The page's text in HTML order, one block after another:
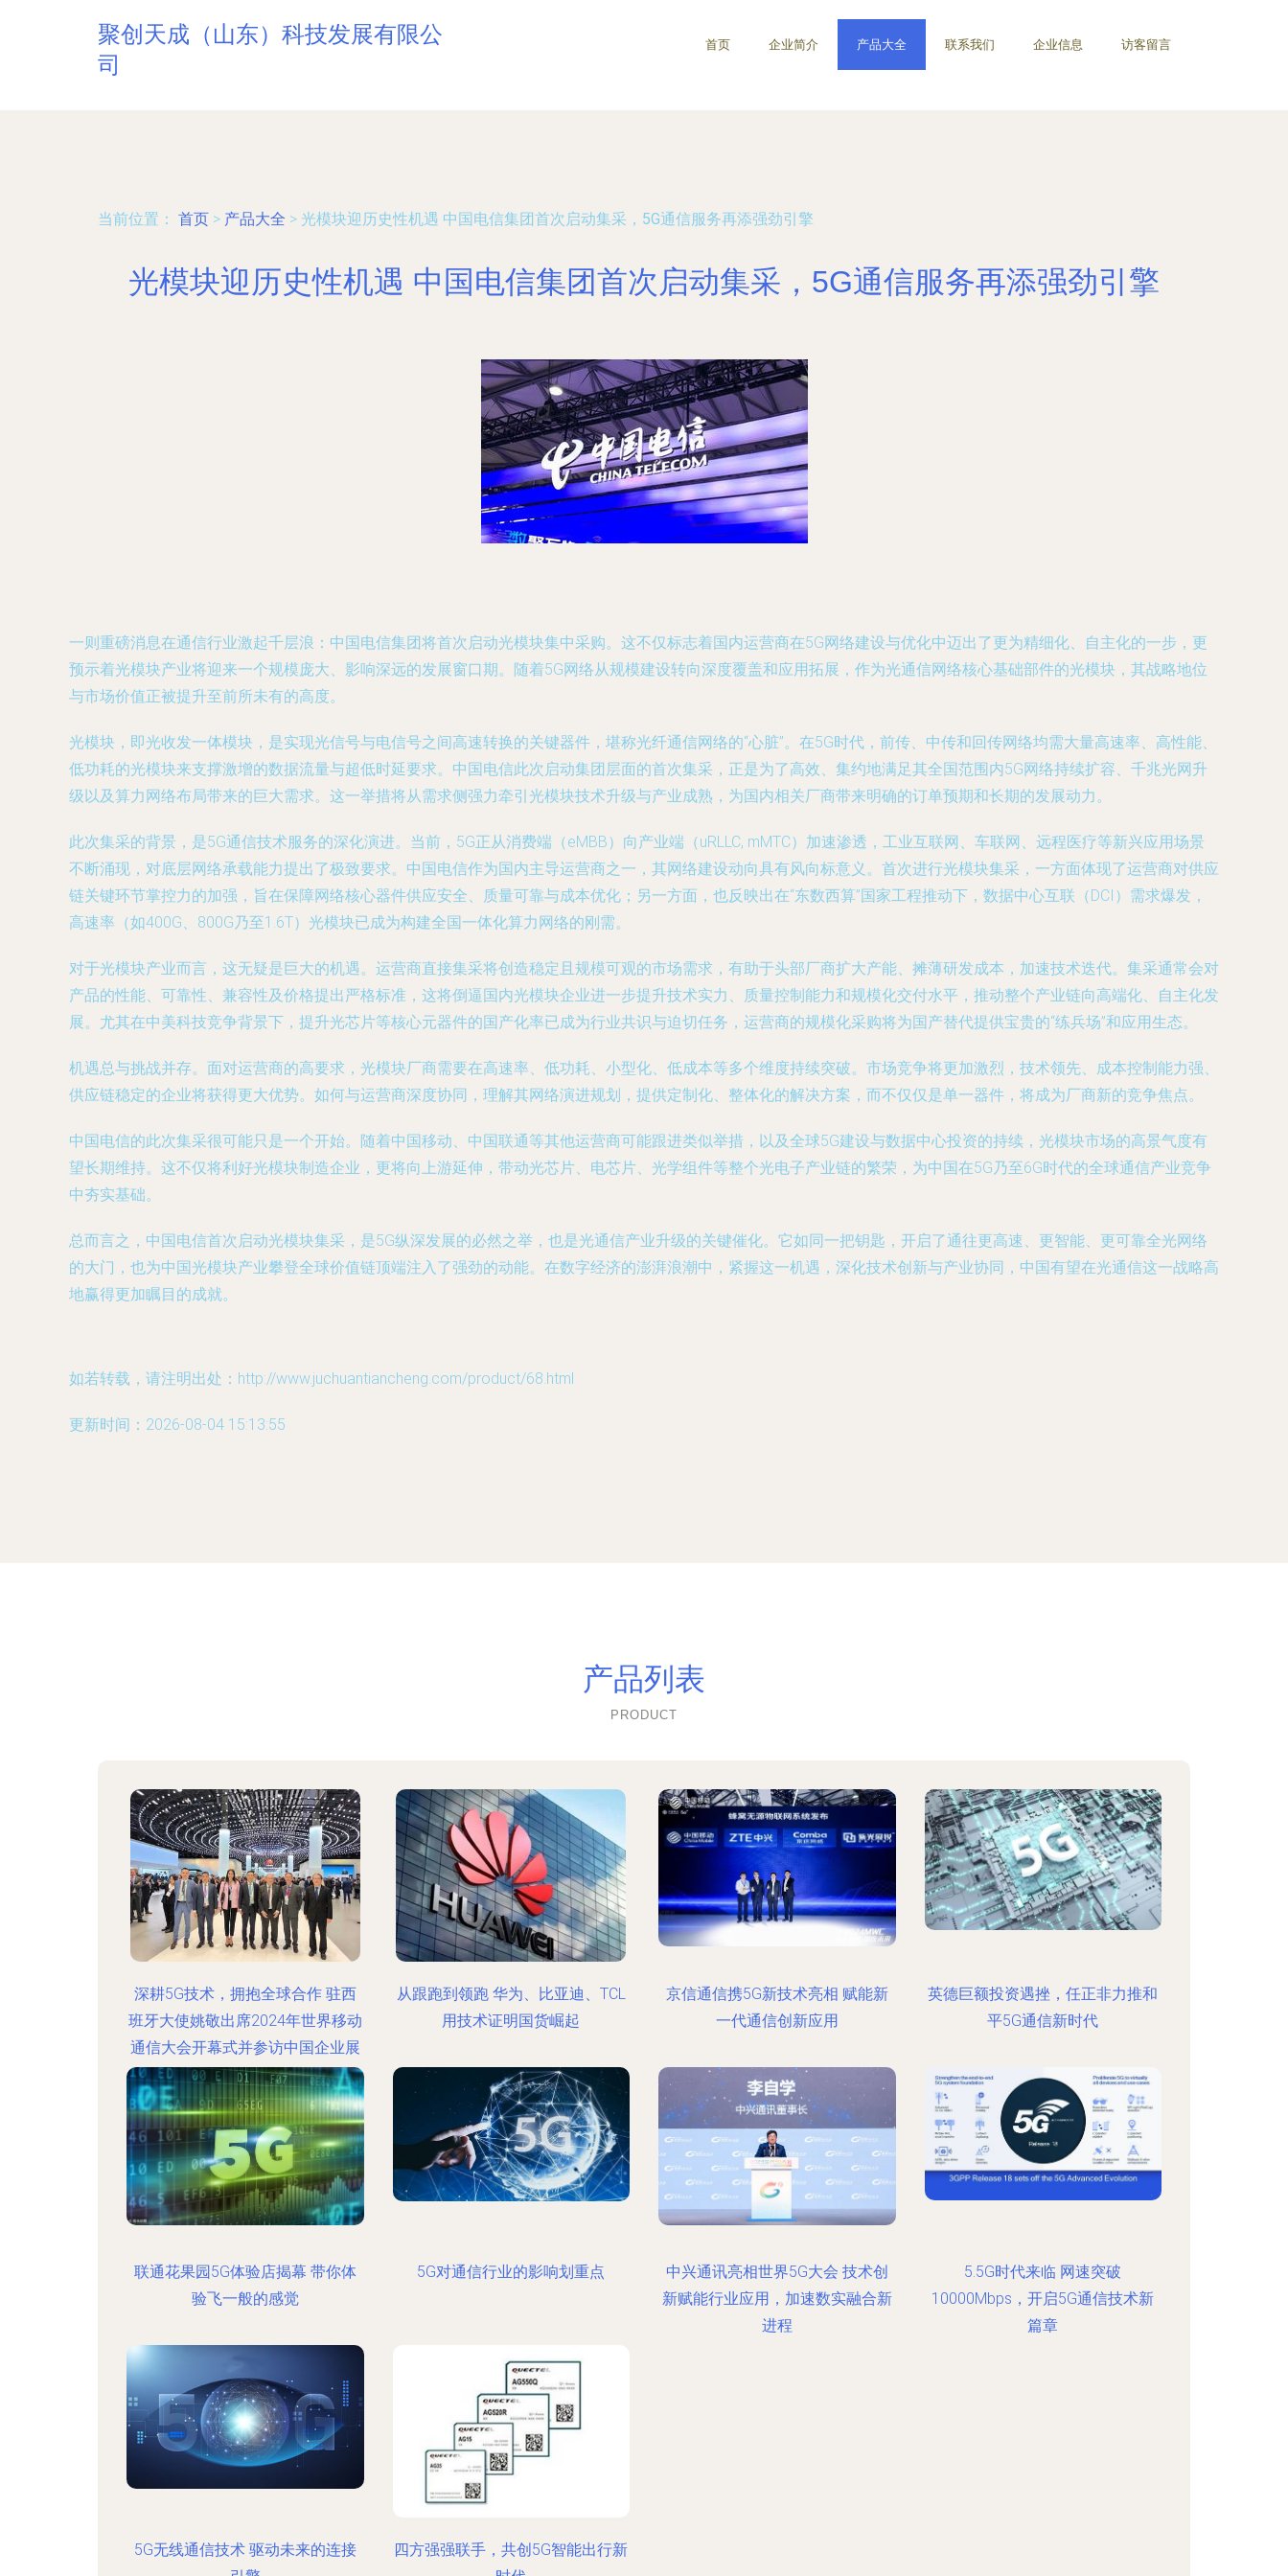
聚创天成（山东）科技发展有限公
司
首页 企业简介 产品大全 联系我们 企业信息 访客留言
当前位置： 首页 > 产品大全 > 光模块迎历史性机遇 中国电信集团首次启动集采，5G通信服务再添强劲引擎
光模块迎历史性机遇 中国电信集团首次启动集采，5G通信服务再添强劲引擎
一则重磅消息在通信行业激起千层浪：中国电信集团将首次启动光模块集中采购。这不仅标志着国内运营商在5G网络建设与优化中迈出了更为精细化、自主化的一步，更
预示着光模块产业将迎来一个规模庞大、影响深远的发展窗口期。随着5G网络从规模建设转向深度覆盖和应用拓展，作为光通信网络核心基础部件的光模块，其战略地位
与市场价值正被提升至前所未有的高度。
光模块，即光收发一体模块，是实现光信号与电信号之间高速转换的关键器件，堪称光纤通信网络的“心脏”。在5G时代，前传、中传和回传网络均需大量高速率、高性能、
低功耗的光模块来支撑激增的数据流量与超低时延要求。中国电信此次启动集团层面的首次集采，正是为了高效、集约地满足其全国范围内5G网络持续扩容、千兆光网升
级以及算力网络布局带来的巨大需求。这一举措将从需求侧强力牵引光模块技术升级与产业成熟，为国内相关厂商带来明确的订单预期和长期的发展动力。
此次集采的背景，是5G通信技术服务的深化演进。当前，5G正从消费端（eMBB）向产业端（uRLLC, mMTC）加速渗透，工业互联网、车联网、远程医疗等新兴应用场景
不断涌现，对底层网络承载能力提出了极致要求。中国电信作为国内主导运营商之一，其网络建设动向具有风向标意义。首次进行光模块集采，一方面体现了运营商对供应
链关键环节掌控力的加强，旨在保障网络核心器件供应安全、质量可靠与成本优化；另一方面，也反映出在“东数西算”国家工程推动下，数据中心互联（DCI）需求爆发，
高速率（如400G、800G乃至1.6T）光模块已成为构建全国一体化算力网络的刚需。
对于光模块产业而言，这无疑是巨大的机遇。运营商直接集采将创造稳定且规模可观的市场需求，有助于头部厂商扩大产能、摊薄研发成本，加速技术迭代。集采通常会对
产品的性能、可靠性、兼容性及价格提出严格标准，这将倒逼国内光模块企业进一步提升技术实力、质量控制能力和规模化交付水平，推动整个产业链向高端化、自主化发
展。尤其在中美科技竞争背景下，提升光芯片等核心元器件的国产化率已成为行业共识与迫切任务，运营商的规模化采购将为国产替代提供宝贵的“练兵场”和应用生态。
机遇总与挑战并存。面对运营商的高要求，光模块厂商需要在高速率、低功耗、小型化、低成本等多个维度持续突破。市场竞争将更加激烈，技术领先、成本控制能力强、
供应链稳定的企业将获得更大优势。如何与运营商深度协同，理解其网络演进规划，提供定制化、整体化的解决方案，而不仅仅是单一器件，将成为厂商新的竞争焦点。
中国电信的此次集采很可能只是一个开始。随着中国移动、中国联通等其他运营商可能跟进类似举措，以及全球5G建设与数据中心投资的持续，光模块市场的高景气度有
望长期维持。这不仅将利好光模块制造企业，更将向上游延伸，带动光芯片、电芯片、光学组件等整个光电子产业链的繁荣，为中国在5G乃至6G时代的全球通信产业竞争
中夯实基础。
总而言之，中国电信首次启动光模块集采，是5G纵深发展的必然之举，也是光通信产业升级的关键催化。它如同一把钥匙，开启了通往更高速、更智能、更可靠全光网络
的大门，也为中国光模块产业攀登全球价值链顶端注入了强劲的动能。在数字经济的澎湃浪潮中，紧握这一机遇，深化技术创新与产业协同，中国有望在光通信这一战略高
地赢得更加瞩目的成就。
如若转载，请注明出处：http://www.juchuantiancheng.com/product/68.html
更新时间：2026-08-04 15:13:55
产品列表
PRODUCT
深耕5G技术，拥抱全球合作 驻西
班牙大使姚敬出席2024年世界移动
通信大会开幕式并参访中国企业展
台
从跟跑到领跑 华为、比亚迪、TCL
用技术证明国货崛起
京信通信携5G新技术亮相 赋能新
一代通信创新应用
英德巨额投资遇挫，任正非力推和
平5G通信新时代
联通花果园5G体验店揭幕 带你体
验飞一般的感觉
5G对通信行业的影响划重点
中兴通讯亮相世界5G大会 技术创
新赋能行业应用，加速数实融合新
进程
5.5G时代来临 网速突破
10000Mbps，开启5G通信技术新
篇章
5G无线通信技术 驱动未来的连接
四方强强联手，共创5G智能出行新